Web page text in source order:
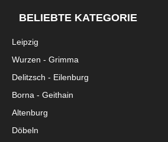
BELIEBTE KATEGORIE
Leipzig
Wurzen - Grimma
Delitzsch - Eilenburg
Borna - Geithain
Altenburg
Döbeln